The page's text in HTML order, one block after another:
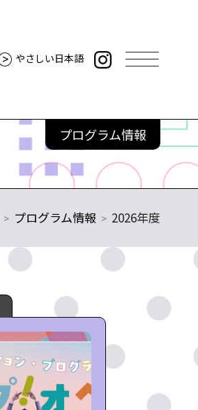
やさしい日本語
ーカイブムービー
者の声
ある質問
プログラム情報
プログラム情報 2026年度